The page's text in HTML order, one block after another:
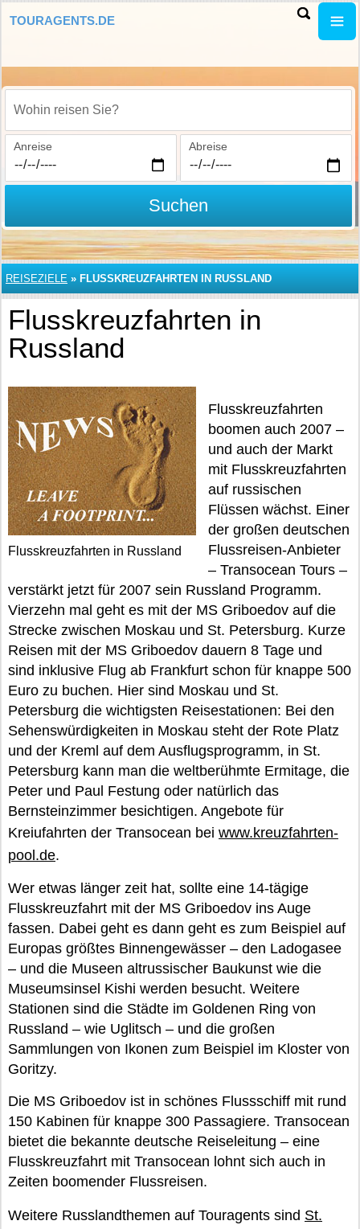
TOURAGENTS.DE
Wohin reisen Sie?
Anreise Abreise
Suchen
REISEZIELE » FLUSSKREUZFAHRTEN IN RUSSLAND
Flusskreuzfahrten in
Russland
Flusskreuzfahrten in Russland
Flusskreuzfahrten
boomen auch 2007 –
und auch der Markt
mit Flusskreuzfahrten
auf russischen
Flüssen wächst. Einer
der großen deutschen
Flussreisen-Anbieter
– Transocean Tours –
verstärkt jetzt für 2007 sein Russland Programm.
Vierzehn mal geht es mit der MS Griboedov auf die
Strecke zwischen Moskau und St. Petersburg. Kurze
Reisen mit der MS Griboedov dauern 8 Tage und
sind inklusive Flug ab Frankfurt schon für knappe 500
Euro zu buchen. Hier sind Moskau und St.
Petersburg die wichtigsten Reisestationen: Bei den
Sehenswürdigkeiten in Moskau steht der Rote Platz
und der Kreml auf dem Ausflugsprogramm, in St.
Petersburg kann man die weltberühmte Ermitage, die
Peter und Paul Festung oder natürlich das
Bernsteinzimmer besichtigen. Angebote für
Kreiufahrten der Transocean bei www.kreuzfahrten-
pool.de.
Wer etwas länger zeit hat, sollte eine 14-tägige
Flusskreuzfahrt mit der MS Griboedov ins Auge
fassen. Dabei geht es dann geht es zum Beispiel auf
Europas größtes Binnengewässer – den Ladogasee
– und die Museen altrussischer Baukunst wie die
Museumsinsel Kishi werden besucht. Weitere
Stationen sind die Städte im Goldenen Ring von
Russland – wie Uglitsch – und die großen
Sammlungen von Ikonen zum Beispiel im Kloster von
Goritzy.
Die MS Griboedov ist in schönes Flussschiff mit rund
150 Kabinen für knappe 300 Passagiere. Transocean
bietet die bekannte deutsche Reiseleitung – eine
Flusskreuzfahrt mit Transocean lohnt sich auch in
Zeiten boomender Flussreisen.
Weitere Russlandthemen auf Touragents sind St.